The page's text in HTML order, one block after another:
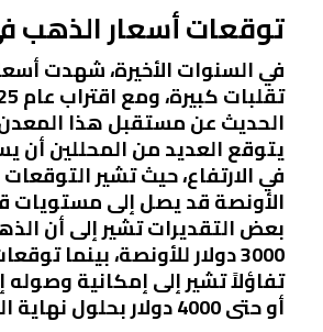
توقعات أسعار الذهب في
في السنوات الأخيرة، شهدت
الحديث عن مستقبل هذا
يتوقع العديد من المحللين أن
في الارتفاع، حيث تشير
الأونصة قد يصل إلى مستويات
بعض التقديرات تشير إلى أن
3000 دولار للأونصة، بينما
أو حتى 4000 دولار بحلول نهاية العام.